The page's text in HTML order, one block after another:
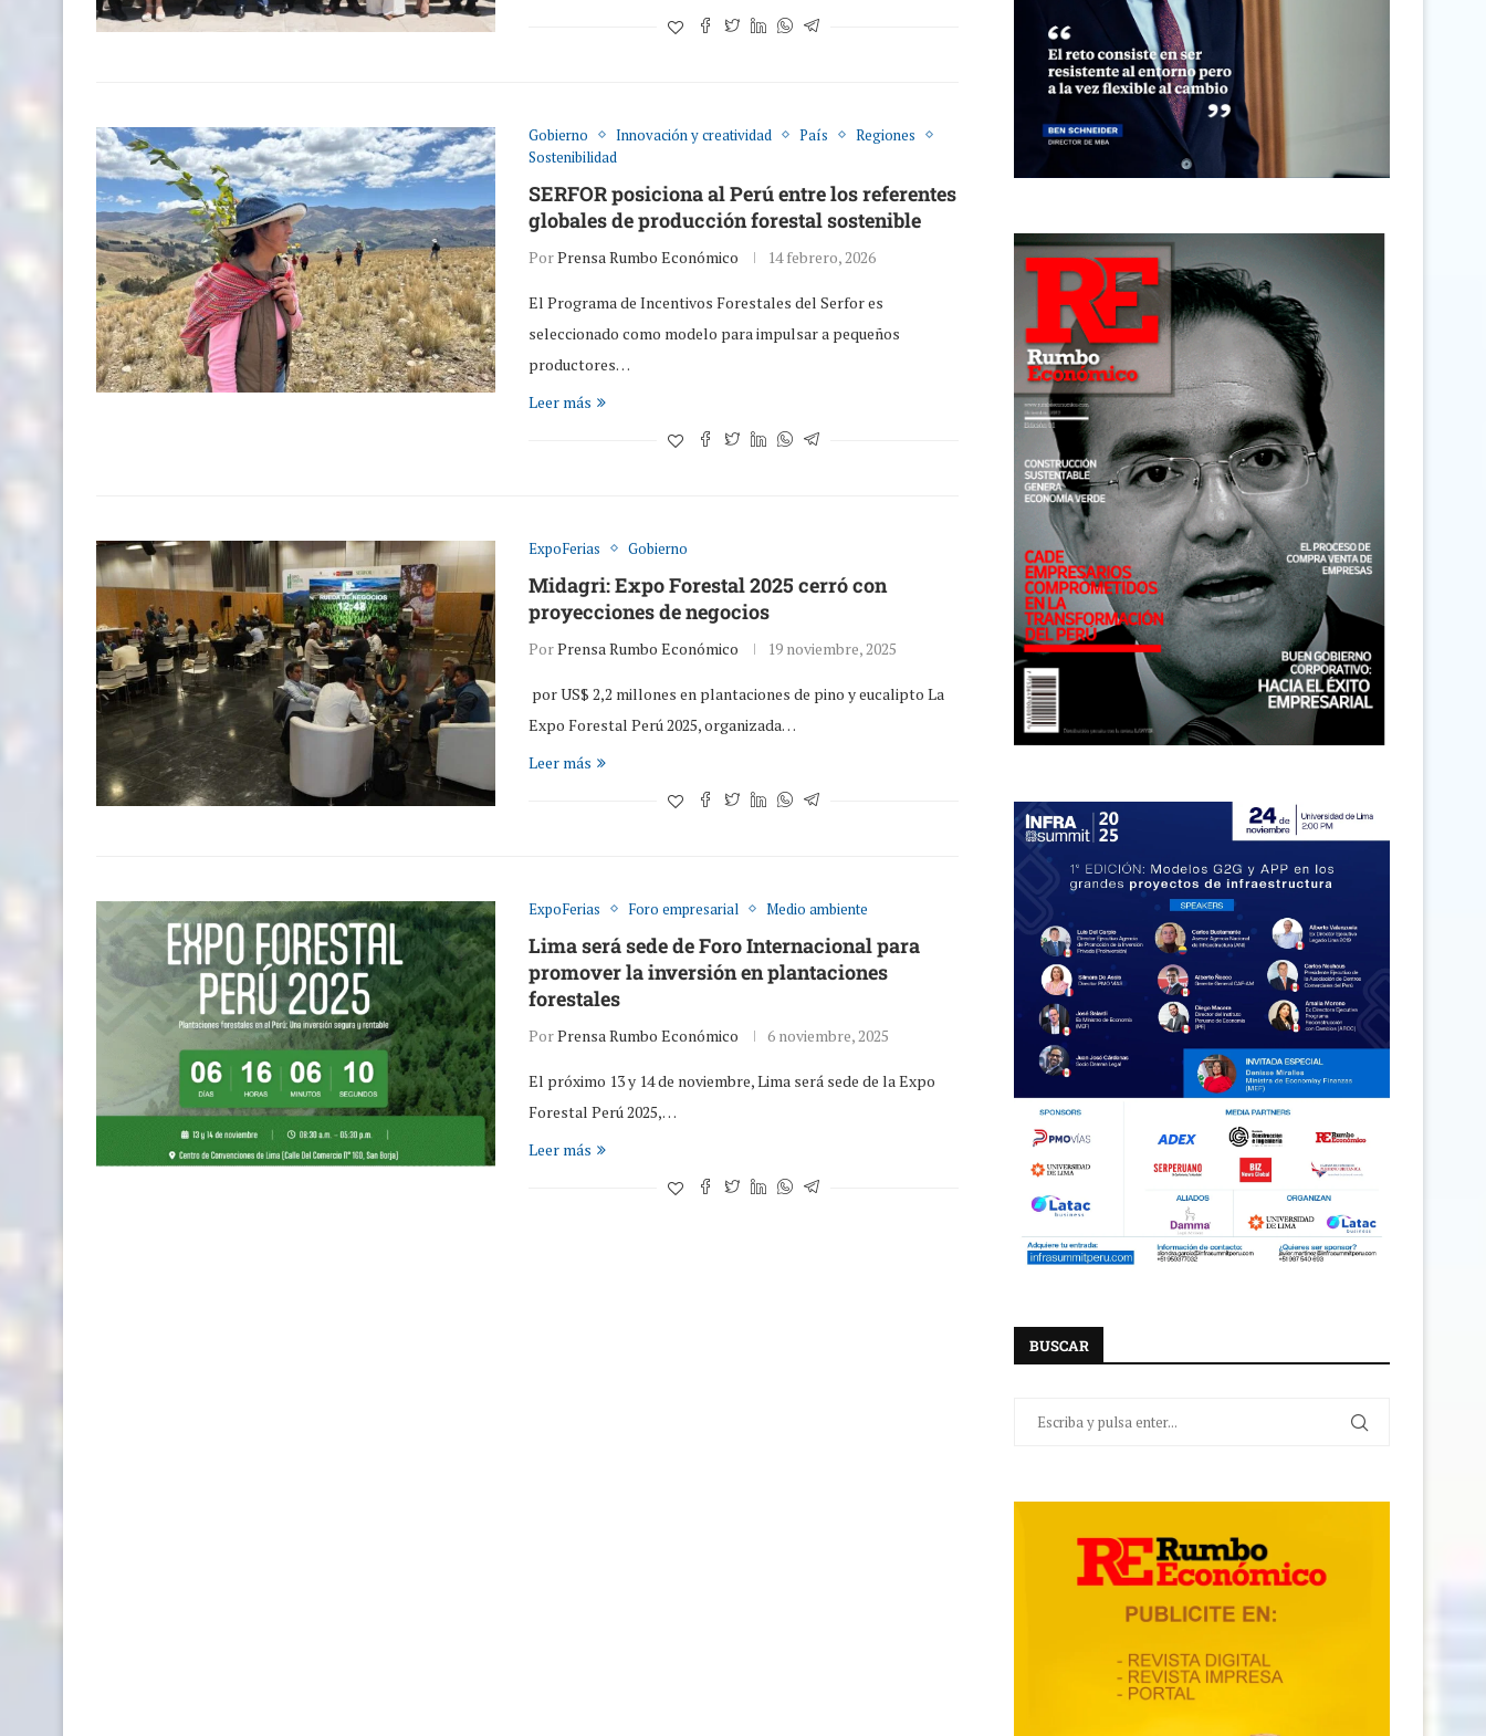
Gobierno Innovación y creatividad País
Regiones
Sostenibilidad
SERFOR posiciona al Perú entre los referentes
globales de producción forestal sostenible
PorPrensa Rumbo Económico 14 febrero, 2026
El Programa de Incentivos Forestales del Serfor es
seleccionado como modelo para impulsar a pequeños
productores…
Leer más
ExpoFerias Gobierno
Midagri: Expo Forestal 2025 cerró con
proyecciones de negocios
PorPrensa Rumbo Económico 19 noviembre, 2025
por US$ 2,2 millones en plantaciones de pino y eucalipto La
Expo Forestal Perú 2025, organizada…
Leer más
ExpoFerias Foro empresarial Medio ambiente
Lima será sede de Foro Internacional para
promover la inversión en plantaciones
forestales
PorPrensa Rumbo Económico 6 noviembre, 2025
El próximo 13 y 14 de noviembre, Lima será sede de la Expo
Forestal Perú 2025,…
Leer más
BUSCAR